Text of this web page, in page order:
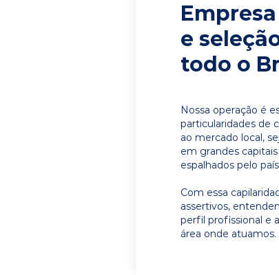
e
todo o
Nossa operação é
particularidades de
ao mercado local,
em grandes
espalhados pelo
Com essa
assertivos,
perfil profissional e
área onde atuamos.